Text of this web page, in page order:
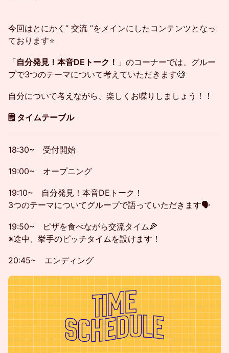
今回はとにかく” 交流 ”をメインにしたコンテンツとなっ
ております⭐
「自分発見！本音DEトーク！ 」のコーナーでは、グルー
プで3つのテーマについて考えていただきます🧐
自分について考えながら、楽しくお喋りしましょう！！
​🗒️ タイムテーブル
18:30~ 受付開始
19:00~ オープニング
19:10~ 自分発見！本音DEトーク！
3つのテーマについてグループで語っていただきます🗣️
19:50~ ピザを食べながら交流タイム🍕
※途中、挙手のピッチタイムを設けます！
20:45~ エンディング